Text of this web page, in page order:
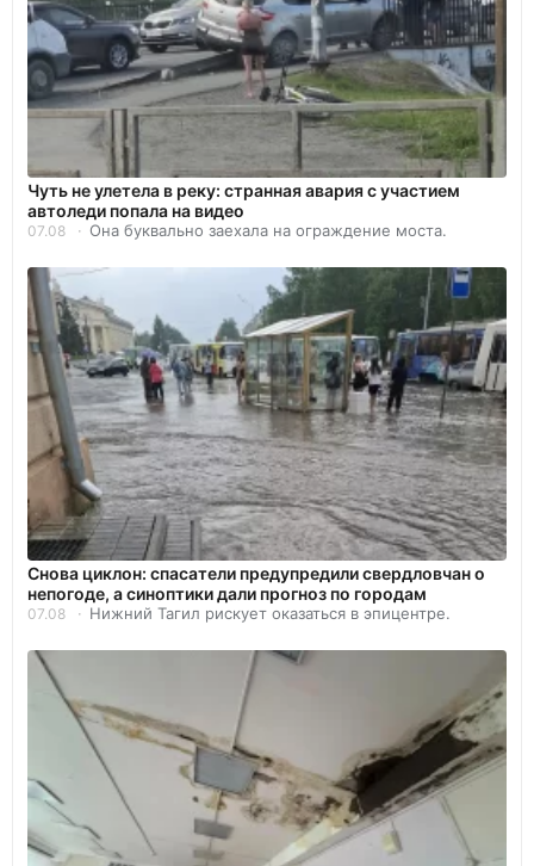
Чуть не улетела в реку: странная авария с участием
автоледи попала на видео
07.08 Она буквально заехала на ограждение моста.
Снова циклон: спасатели предупредили свердловчан о
непогоде, а синоптики дали прогноз по городам
07.08 Нижний Тагил рискует оказаться в эпицентре.